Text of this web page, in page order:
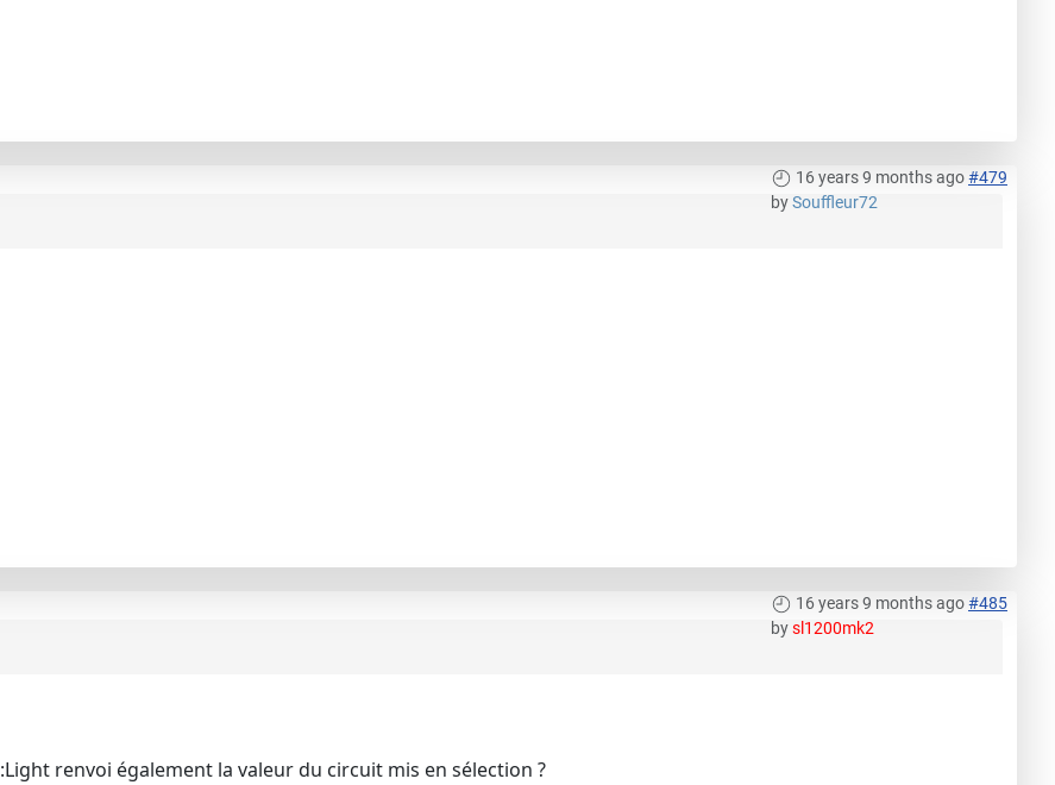
16 years 9 months ago#479
bySouffleur72
16 years 9 months ago#485
bysl1200mk2
:Light renvoi également la valeur du circuit mis en sélection ?